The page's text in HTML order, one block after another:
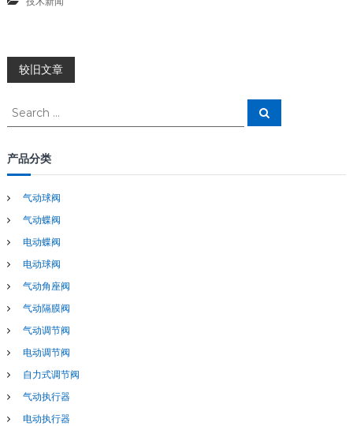
文
章
导
航
较旧文章
S
r
c
f
o
r
S
e
产品分类
气动球阀
气动蝶阀
电动蝶阀
电动球阀
气动角座阀
气动隔膜阀
气动调节阀
电动调节阀
自力式调节阀
气动执行器
电动执行器